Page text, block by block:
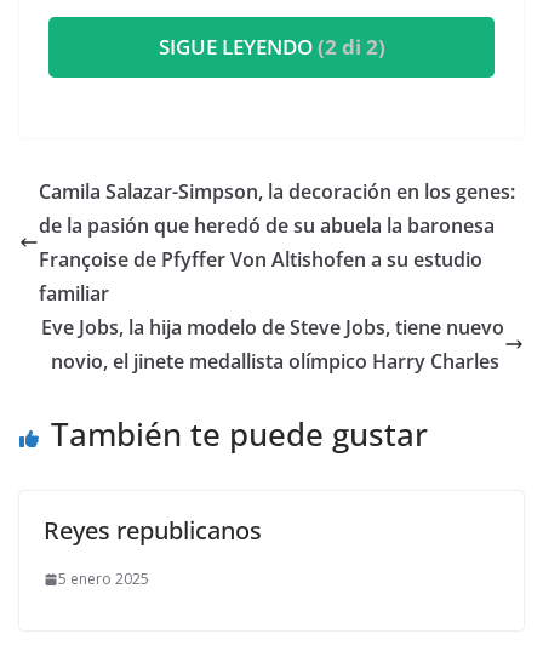
SIGUE LEYENDO(2 di 2)
​Camila Salazar-Simpson, la decoración en los genes:
de la pasión que heredó de su abuela la baronesa
Françoise de Pfyffer Von Altishofen a su estudio
familiar
​Eve Jobs, la hija modelo de Steve Jobs, tiene nuevo
novio, el jinete medallista olímpico Harry Charles
También te puede gustar
Reyes republicanos
5 enero 2025